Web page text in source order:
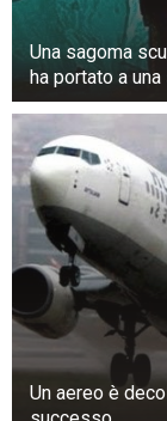
Una sagoma
ha portato a
Un aereo è